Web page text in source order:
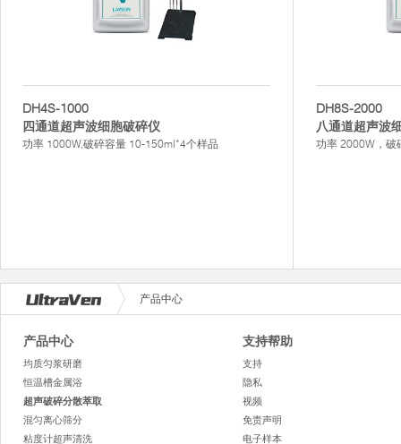
DH4S-1000
四通道超声波细胞破碎仪
功率 1000W,破碎容量 10-150ml*4个样品
DH8S-2000
八通道超声波
功率 2000W，破
产品中心
产品中心
均质匀浆研磨
恒温槽金属浴
超声破碎分散萃取
混匀离心筛分
粘度计超声清洗
支持帮助
支持
隐私
视频
免责声明
电子样本